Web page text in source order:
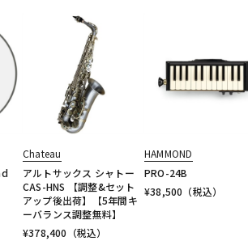
Chateau
アルトサックス シャトー
CAS-HNS 【調整&セット
アップ後出荷】【5年間キ
ーバランス調整無料】
¥378,400 （税込）
HAMMOND
PRO-24B
¥38,500 （税込）